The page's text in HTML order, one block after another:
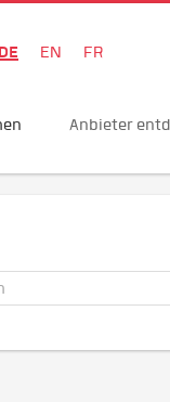
DE EN FR
Anbieter